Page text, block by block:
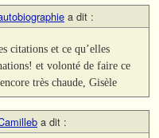
a dit :
citations et ce qu’elles
et volonté de faire ce
très chaude, Gisèle
a dit :